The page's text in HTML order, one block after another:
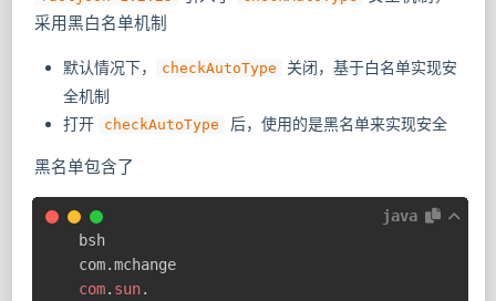
采用黑白名单机制
默认情况下， checkAutoType
关闭，基于白名单实现安
全机制
打开
checkAutoType 后，使用的是黑名单来实现安全
黑名单包含了
java
bsh
com.
mchange
com. sun.